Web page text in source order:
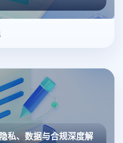
私、数据与合规深度解